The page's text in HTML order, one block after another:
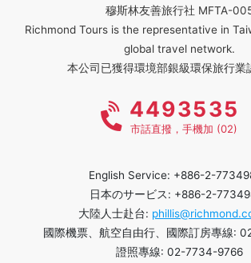
穆斯林友善旅行社 MFTA-
Richmond Tours is the representative in
global travel network.
本公司已獲得環境部銀級環保旅行業
4493535
市話直撥，手機加 (02)
English Service: +886-2-
日本のサービス: +886-2-
大陸人士赴台:
國際機票、航空自由行、國際訂房專線:
證照專線: 02-7734-9766